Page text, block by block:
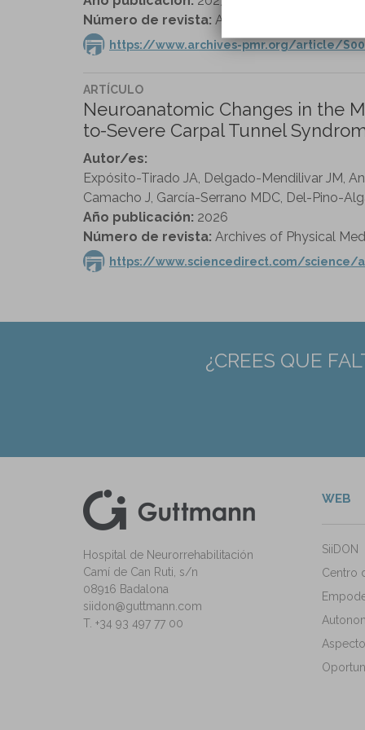
Número de revista: Archives of Physical
https://www.archives-pmr.org/article/
ARTÍCULO
Neuroanatomic Changes in the
to-Severe Carpal Tunnel
Autor/es:
Expósito-Tirado JA, Delgado-Mendilivar JM,
Camacho J, García-Serrano MDC, Del-Pino-
Año publicación: 2026
Número de revista: Archives of Physical
https://www.sciencedirect.com/science/
¿CREES QUE
Hospital de Neurorrehabilitación
Camí de Can Ruti, s/n
08916 Badalona
siidon@guttmann.com
T. +34 93 497 77 00
WEB
SiiDON
Centro